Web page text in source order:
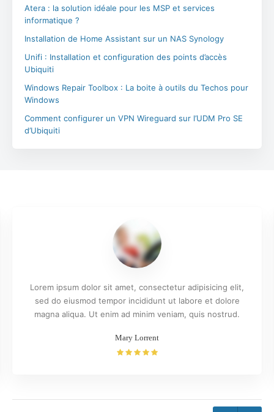
Atera : la solution idéale pour les MSP et services
informatique ?
Installation de Home Assistant sur un NAS Synology
Unifi : Installation et configuration des points d’accès
Ubiquiti
Windows Repair Toolbox : La boite à outils du Techos pour
Windows
Comment configurer un VPN Wireguard sur l’UDM Pro SE
d’Ubiquiti
Lorem ipsum dolor sit amet, consectetur adipisicing elit,
sed do eiusmod tempor incididunt ut labore et dolore
magna aliqua. Ut enim ad minim veniam, quis nostrud.
Mary Lorrent